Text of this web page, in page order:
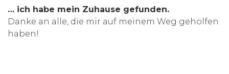
… ich habe mein Zuhause gefunden.
Danke an alle, die mir auf meinem Weg geholfen
haben!